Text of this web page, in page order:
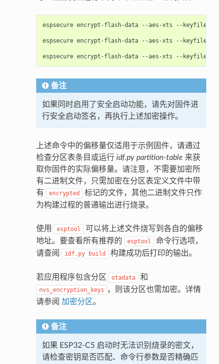
espsecure encrypt-flash-data --aes-xts --keyfile
espsecure encrypt-flash-data --aes-xts --keyfile
espsecure encrypt-flash-data --aes-xts --keyfile
备注
如果同时启用了安全启动功能，请先对固件进
行安全启动签名，再执行上述加密操作。
上述命令中的偏移量仅适用于示例固件，请通过
检查分区表条目或运行 idf.py partition-table 来获
取你固件的实际偏移量。请注意，不需要加密所
有二进制文件，只需加密在分区表定义文件中带
有
encrypted
标记的文件，其他二进制文件只作
为构建过程的普通输出进行烧录。
使用 esptool
可以将上述文件烧写到各自的偏移
地址。要查看所有推荐的
esptool
命令行选项，
请查阅
idf.py build 构建成功后打印的输出。
若应用程序包含分区 otadata 和
nvs_encryption_keys
，则该分区也需加密。详情
请参阅 加密分区。
备注
如果 ESP32-C5 启动时无法识别烧录的密文，
请检查密钥是否匹配、命令行参数是否精确匹